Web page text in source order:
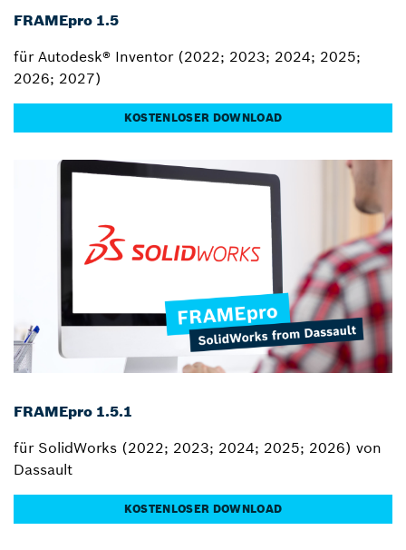
FRAMEpro 1.5
für Autodesk® Inventor (2022; 2023; 2024; 2025;
2026; 2027)
KOSTENLOSER DOWNLOAD
FRAMEpro 1.5.1
für SolidWorks (2022; 2023; 2024; 2025; 2026) von
Dassault
KOSTENLOSER DOWNLOAD